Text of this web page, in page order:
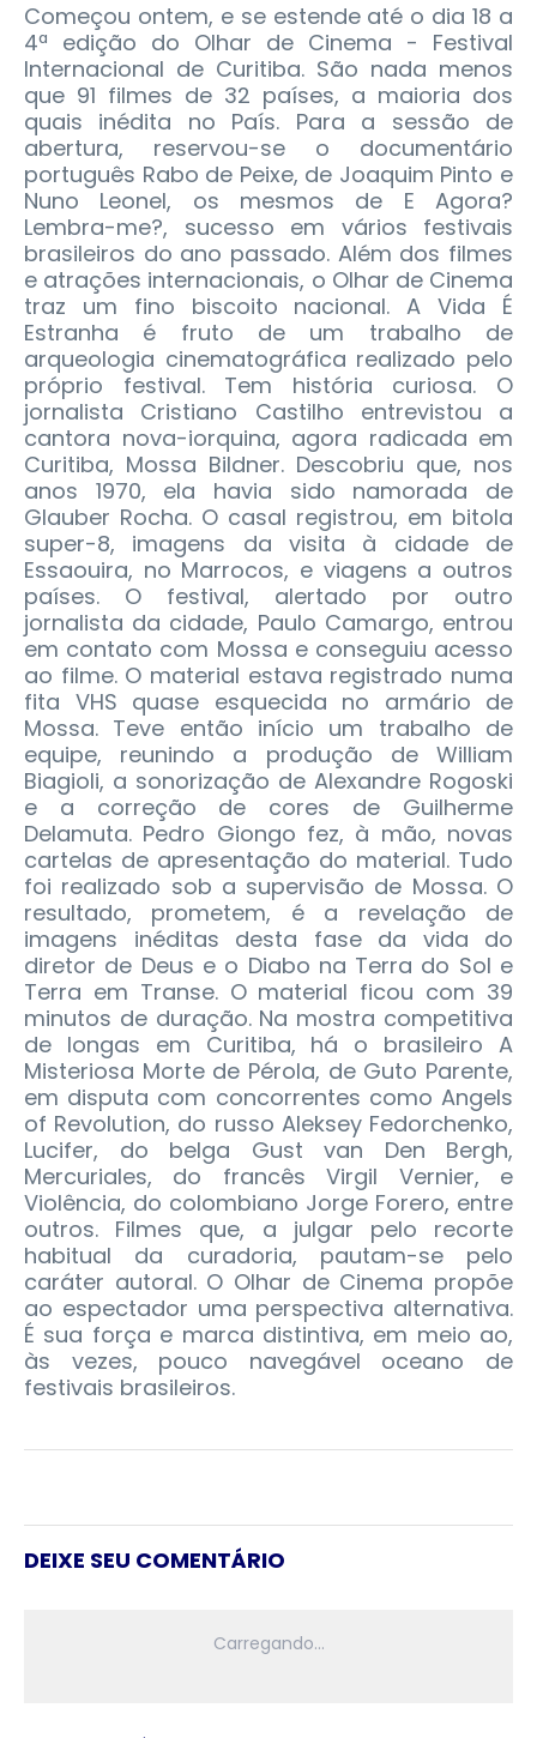
Começou ontem, e se estende até o dia 18 a
4ª edição do Olhar de Cinema - Festival
Internacional de Curitiba. São nada menos
que 91 filmes de 32 países, a maioria dos
quais inédita no País. Para a sessão de
abertura, reservou-se o documentário
português Rabo de Peixe, de Joaquim Pinto e
Nuno Leonel, os mesmos de E Agora?
Lembra-me?, sucesso em vários festivais
brasileiros do ano passado. Além dos filmes
e atrações internacionais, o Olhar de Cinema
traz um fino biscoito nacional. A Vida É
Estranha é fruto de um trabalho de
arqueologia cinematográfica realizado pelo
próprio festival. Tem história curiosa. O
jornalista Cristiano Castilho entrevistou a
cantora nova-iorquina, agora radicada em
Curitiba, Mossa Bildner. Descobriu que, nos
anos 1970, ela havia sido namorada de
Glauber Rocha. O casal registrou, em bitola
super-8, imagens da visita à cidade de
Essaouira, no Marrocos, e viagens a outros
países. O festival, alertado por outro
jornalista da cidade, Paulo Camargo, entrou
em contato com Mossa e conseguiu acesso
ao filme. O material estava registrado numa
fita VHS quase esquecida no armário de
Mossa. Teve então início um trabalho de
equipe, reunindo a produção de William
Biagioli, a sonorização de Alexandre Rogoski
e a correção de cores de Guilherme
Delamuta. Pedro Giongo fez, à mão, novas
cartelas de apresentação do material. Tudo
foi realizado sob a supervisão de Mossa. O
resultado, prometem, é a revelação de
imagens inéditas desta fase da vida do
diretor de Deus e o Diabo na Terra do Sol e
Terra em Transe. O material ficou com 39
minutos de duração. Na mostra competitiva
de longas em Curitiba, há o brasileiro A
Misteriosa Morte de Pérola, de Guto Parente,
em disputa com concorrentes como Angels
of Revolution, do russo Aleksey Fedorchenko,
Lucifer, do belga Gust van Den Bergh,
Mercuriales, do francês Virgil Vernier, e
Violência, do colombiano Jorge Forero, entre
outros. Filmes que, a julgar pelo recorte
habitual da curadoria, pautam-se pelo
caráter autoral. O Olhar de Cinema propõe
ao espectador uma perspectiva alternativa.
É sua força e marca distintiva, em meio ao,
às vezes, pouco navegável oceano de
festivais brasileiros.
DEIXE SEU COMENTÁRIO